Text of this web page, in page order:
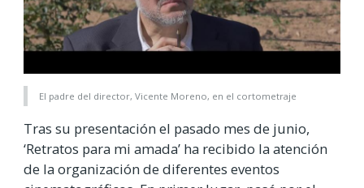
El padre del director, Vicente Moreno, en el cortometraje
Tras su presentación el pasado mes de junio,
‘Retratos para mi amada’ ha recibido la atención
de la organización de diferentes eventos